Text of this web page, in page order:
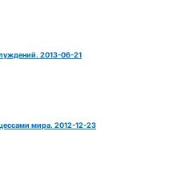
2013-06-21
мира. 2012-12-23